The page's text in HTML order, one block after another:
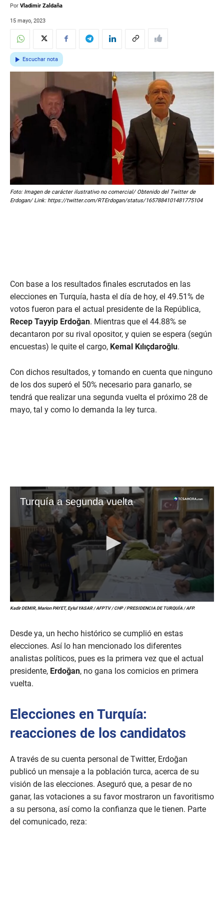
Por Vladimir Zaldaña
15 mayo, 2023
Escuchar nota
Foto: Imagen de carácter ilustrativo no comercial/ Obtenido del Twitter de
Erdogan/ Link: https://twitter.com/RTErdogan/status/1657884101481775104
Con base a los resultados finales escrutados en las
elecciones en Turquía, hasta el día de hoy, el 49.51% de
votos fueron para el actual presidente de la República,
Recep Tayyip Erdoğan. Mientras que el 44.88% se
decantaron por su rival opositor, y quien se espera (según
encuestas) le quite el cargo, Kemal Kılıçdaroğlu.
Con dichos resultados, y tomando en cuenta que ninguno
de los dos superó el 50% necesario para ganarlo, se
tendrá que realizar una segunda vuelta el próximo 28 de
mayo, tal y como lo demanda la ley turca.
Kadir DEMIR, Marion PAYET, Eylul YASAR / AFPTV / CHP / PRESIDENCIA DE TURQUÍA / AFP.
Desde ya, un hecho histórico se cumplió en estas
elecciones. Así lo han mencionado los diferentes
analistas políticos, pues es la primera vez que el actual
presidente, Erdoğan, no gana los comicios en primera
vuelta.
Elecciones en Turquía:
reacciones de los candidatos
A través de su cuenta personal de Twitter, Erdoğan
publicó un mensaje a la población turca, acerca de su
visión de las elecciones. Aseguró que, a pesar de no
ganar, las votaciones a su favor mostraron un favoritismo
a su persona, así como la confianza que le tienen. Parte
del comunicado, reza: